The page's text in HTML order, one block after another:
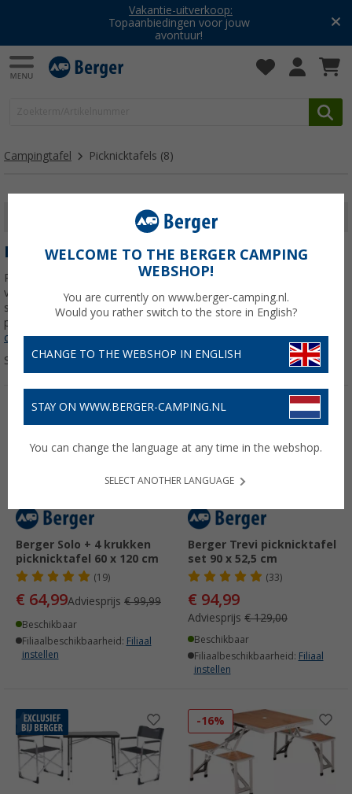
Vakantie-uitverkoop:
Topaanbiedingen voor jouw
avontuur!
Campingtafel Picknicktafels (8)
FILTER WEERGEVEN
PICKNICKTAFELS
Picknicktafels kunnen worden omschreven als de biertentenset
voor kampeervakanties. Campingpicknicktafels bestaan uit een
smalle tafel en bijpassende krukjes of bankjes. Bovendien is de
picknicktafel inklapbaar en samen met de krukjes klein
overPicknicktafels>>>
Sorteren:
Berger Solo + 4 krukken
picknicktafel 60 x 120 cm
(19)
€ 64,99Adviesprijs € 99,99
Beschikbaar
Filiaalbeschikbaarheid: Filiaal
instellen
Berger Trevi picknicktafel
set 90 x 52,5 cm
(33)
€ 94,99
Adviesprijs € 129,00
Beschikbaar
Filiaalbeschikbaarheid: Filiaal
instellen
-16%
WELCOME TO THE BERGER CAMPING
WEBSHOP!
You are currently on www.berger-camping.nl.
Would you rather switch to the store in English?
CHANGE TO THE WEBSHOP IN ENGLISH
STAY ON WWW.BERGER-CAMPING.NL
You can change the language at any time in the webshop.
SELECT ANOTHER LANGUAGE